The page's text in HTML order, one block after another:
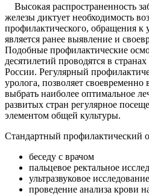
Высокая распространенность
железы диктует необходимость
профилактического, обращения к
является ранее выявление и
Подобные профилактические
десятилетий проводятся в
России. Регулярный
уролога, позволяет своевременно
выбрать наиболее оптимальное
развитых стран регулярное
элементом общей культуры.
Стандартный профилактический
беседу с врачом
пальцевое ректальное
ультразвуковое
проведение анализа крови